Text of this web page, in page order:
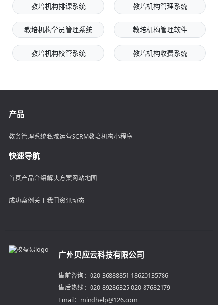
教培机构排课系统 教培机构管理系统
教培机构学员管理系统 教培机构管理软件
教培机构校管系统 教培机构收费系统
产品
教务管理系统私域运营SCRM教培机构小程序
快速导航
首页产品介绍解决方案网站地图
成功案例关于我们资讯动态
广州贝应云科技有限公司
售前咨询：020-36888851 18620135786
售后热线：020-89286325 020-87682179
Email：mindhelp@126.com